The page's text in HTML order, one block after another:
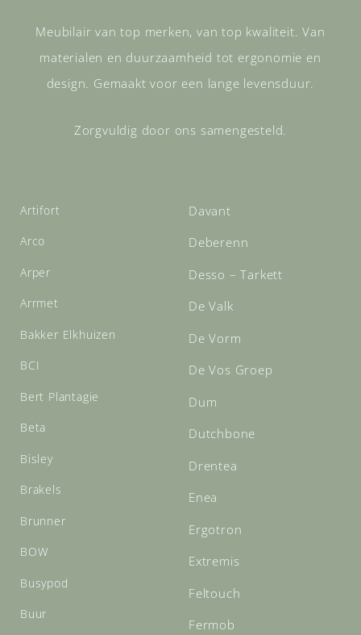
Meubilair van top merken, van top kwaliteit. Van
materialen en duurzaamheid tot ergonomie en
design. Gemaakt voor een lange levensduur.
Zorgvuldig door ons samengesteld.
Artifort
Arco
Arper
Arrmet
Bakker Elkhuizen
BCI
Bert Plantagie
Beta
Bisley
Brakels
Brunner
BOW
Busypod
Buur
Davant
Deberenn
Desso – Tarkett
De Valk
De Vorm
De Vos Groep
Dum
Dutchbone
Drentea
Enea
Ergotron
Extremis
Feltouch
Fermob